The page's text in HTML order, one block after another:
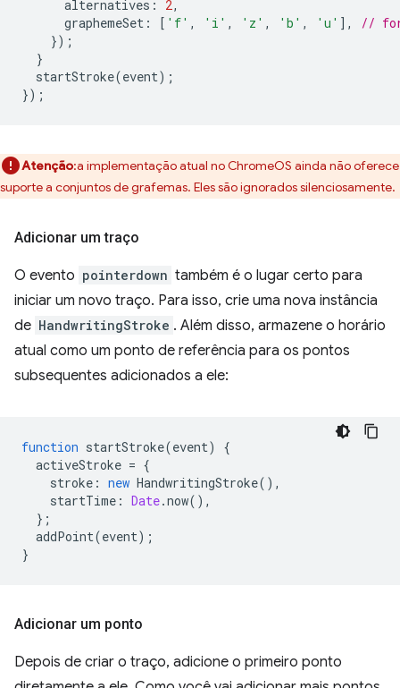
alternatives : 2,
graphemeSet : [ 'f' , 'i' , 'z' , 'b' , 'u' ],
//
});
}
startStroke(event);
});
Atenção:a implementação atual no ChromeOS ainda não oferece
suporte a conjuntos de grafemas. Eles são ignorados silenciosamente.
Adicionar um traço
O evento pointerdown também é o lugar certo para
iniciar um novo traço. Para isso, crie uma nova instância
de HandwritingStroke . Além disso, armazene o horário
atual como um ponto de referência para os pontos
subsequentes adicionados a ele:
function startStroke(event)
{
activeStroke = {
stroke : new HandwritingStroke(),
startTime : Date.now(),
};
addPoint(event);
}
Adicionar um ponto
Depois de criar o traço, adicione o primeiro ponto